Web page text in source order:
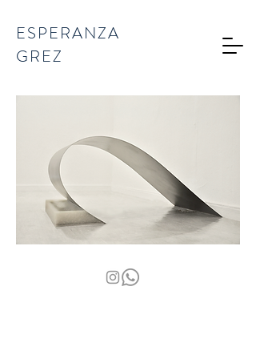
ESPERANZA
GREZ